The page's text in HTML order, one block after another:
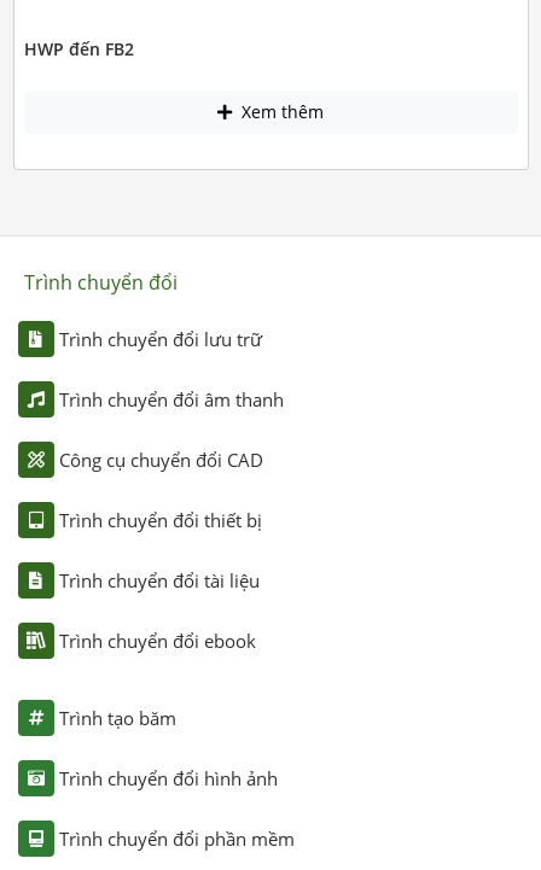
HWP đến FB2
Xem thêm
Trình chuyển đổi
Trình chuyển đổi lưu trữ
Trình chuyển đổi âm thanh
Công cụ chuyển đổi CAD
Trình chuyển đổi thiết bị
Trình chuyển đổi tài liệu
Trình chuyển đổi ebook
Trình tạo băm
Trình chuyển đổi hình ảnh
Trình chuyển đổi phần mềm